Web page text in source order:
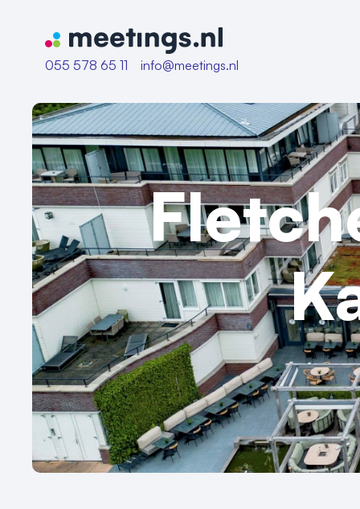
Naar home van Meetings
055 578 65 11
info@meetings.nl